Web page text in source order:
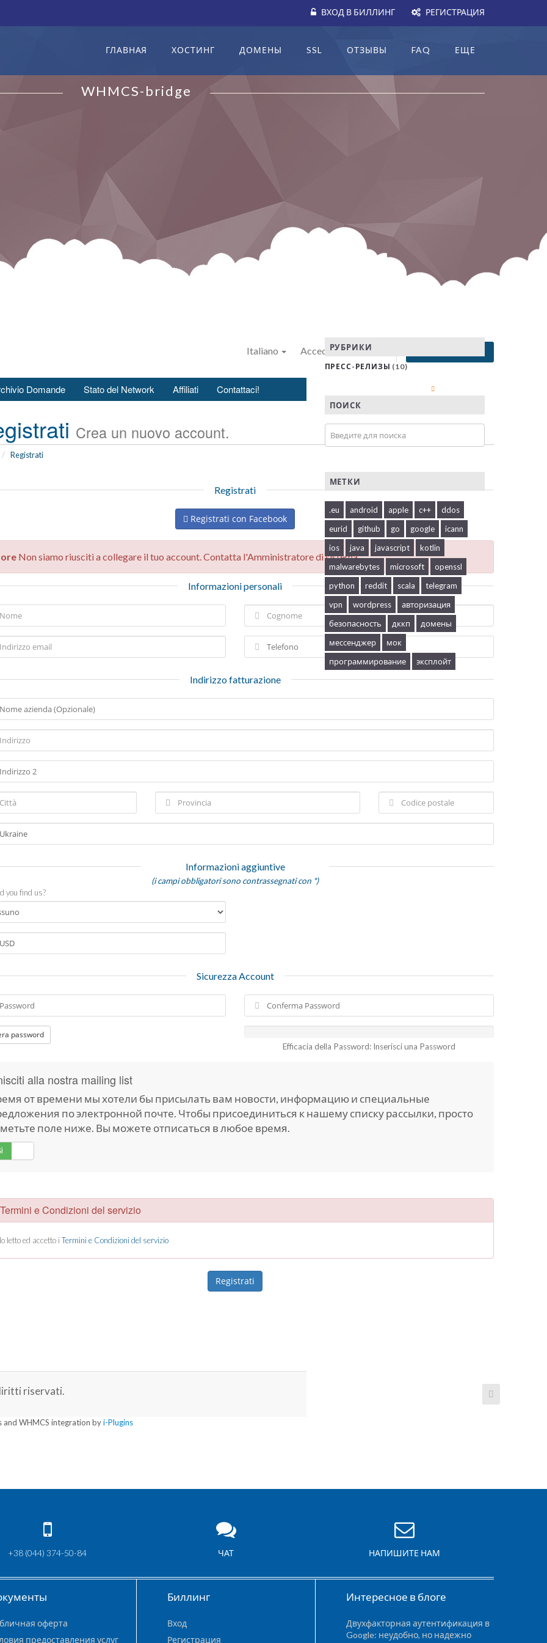
ВХОД В БИЛЛИНГ РЕГИСТРАЦИЯ
ГЛАВНАЯ ХОСТИНГ ДОМЕНЫ SSL ОТЗЫВЫ FAQ ЕЩЕ
WHMCS-bridge
Italiano Accedi Registrati
Domande Stato del Network Affiliati Contattaci!
Crea un nuovo account.
Registrati
Registrati
Registrati con Facebook
Non siamo riusciti a collegare il tuo account. Contatta l'Amministratore di sistema.
Informazioni personali
Indirizzo fatturazione
Informazioni aggiuntive
(i campi obbligatori sono contrassegnati con *)
you find us?
Sicurezza Account
password
Efficacia della Password: Inserisci una Password
alla nostra mailing list
от времени мы хотели бы присылать вам новости, информацию и специальные
по электронной почте. Чтобы присоединиться к нашему списку рассылки, просто
поле ниже. Вы можете отписаться в любое время.
e Condizioni del servizio
letto ed accetto i Termini e Condizioni del servizio
riservati.
and WHMCS integration byi-Plugins
РУБРИКИ
ПРЕСС-РЕЛИЗЫ (10)
ПОИСК
МЕТКИ
.eu android apple c++
ddos
eurid
github go google
icann
ios
java javascript
kotlin
malwarebytes
microsoft
openssl
python
reddit scala
telegram
vpn
wordpress
авторизация
безопасность
дккп
домены
мессенджер
мок
программирование
эксплойт
+38 (044) 374-50-84 ЧАТ НАПИШИТЕ НАМ
оферта
предоставления услуг
Биллинг
Вход
Регистрация
Интересное в блоге
Двухфакторная аутентификация в
Google: неудобно, но надежно